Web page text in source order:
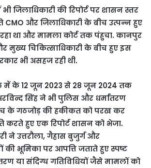
जिलाधिकारी की रिपोर्ट पर शासन स्तर
और जिलाधिकारी के बीच उत्पन्न हुए
था और मामला कोर्ट तक पंहुचा. कानपुर
मुख्य चिकित्साधिकारी के बीच हुए इस
भी असहज रही थी.
में के 12 जून 2023 से 28 जून 2024 तक
सिंह ने भी पुलिस और धर्मांतरण
के गठजोड़ की हकीकत को परख कर
करते हुए एक रिपोर्ट शासन को भेजा.
ने उत्तरौला, गैह्रास बुजुर्ग और
की भूमिका पर आपत्ति जताते हुए स्पष्ट
या संदिग्ध गतिविधियों जैसे मामलों को